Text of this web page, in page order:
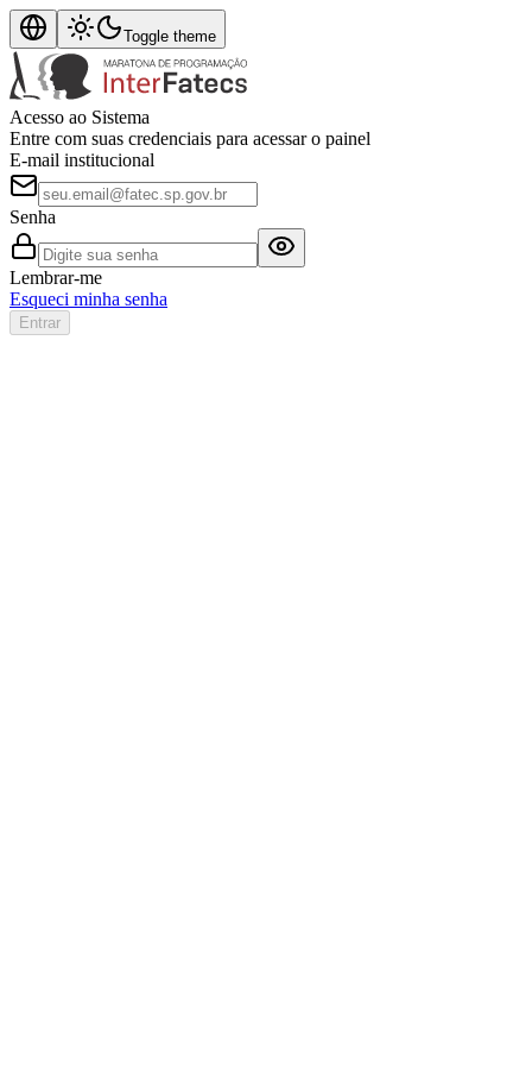
Toggle theme
Acesso ao Sistema
Entre com suas credenciais para acessar o painel
E-mail institucional
Senha
Lembrar-me
Esqueci minha senha
Entrar